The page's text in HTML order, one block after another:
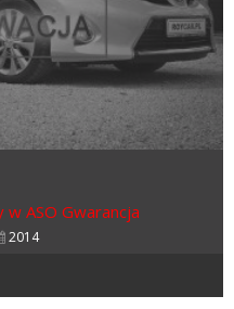
ASO Gwarancja
2014